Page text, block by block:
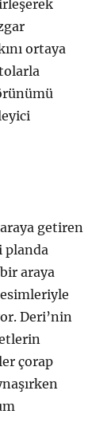
ortaya
getiren
planda
araya
Deri’nin
çorap